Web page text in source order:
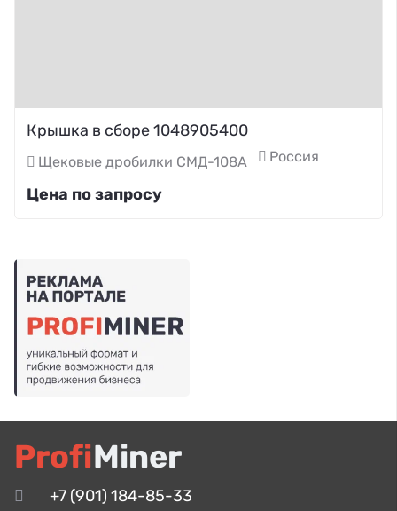
Крышка в сборе 1048905400
Щековые дробилки СМД-108А Россия
Цена по запросу
ProfiMiner
+7 (901) 184-85-33